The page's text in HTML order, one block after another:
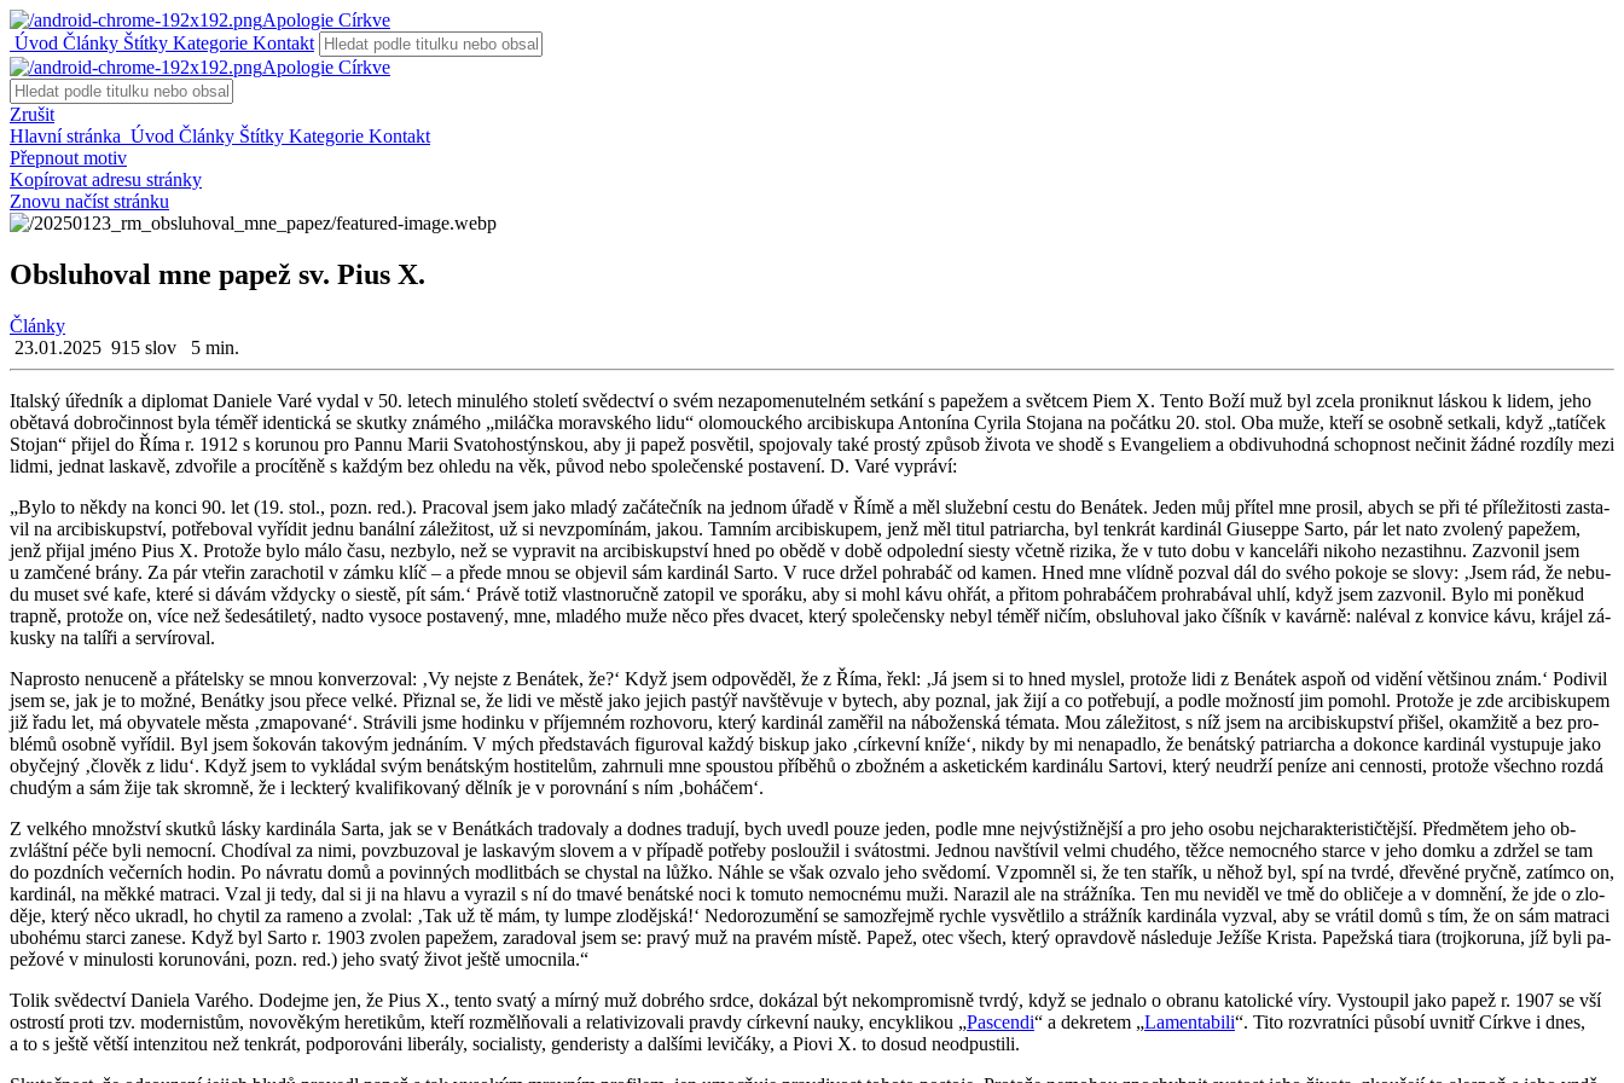
Apologie Církve
Úvod Články Štítky Kategorie Kontakt
Apologie Církve
Zrušit
Hlavní stránka Úvod Články Štítky Kategorie Kontakt
Přepnout motiv
Kopírovat adresu stránky
Znovu načíst stránku
Obsluhoval mne papež sv. Pius X.
Články
23.01.2025 915 slov 5 min.
Ital­ský úřed­ník a di­plo­mat Da­nie­le Varé vydal v 50. le­tech mi­nu­lé­ho sto­le­tí svě­dec­tví o svém ne­za­po­me­nu­tel­ném se­tká­ní s pa­pe­žem a svět­cem Piem X. Tento Boží muž byl zcela pro­nik­nut lás­kou k lidem, jeho
obě­ta­vá dob­ro­čin­nost byla téměř iden­tic­ká se skut­ky zná­mé­ho „mi­láč­ka mo­rav­ské­ho lidu“ olo­mouc­ké­ho ar­ci­bis­ku­pa An­to­ní­na Cyri­la Sto­ja­na na po­čát­ku 20. stol. Oba muže, kteří se osob­ně se­tka­li, když „ta­tí­ček
Sto­jan“ při­jel do Říma r. 1912 s ko­ru­nou pro Pannu Marii Sva­to­hostýn­skou, aby ji papež po­svě­til, spo­jo­va­ly také pros­tý způ­sob ži­vo­ta ve shodě s Evan­ge­li­em a ob­di­vu­hod­ná schop­nost ne­či­nit žádné roz­dí­ly mezi
lidmi, jed­nat las­ka­vě, zdvo­ři­le a pro­cí­tě­ně s kaž­dým bez ohle­du na věk, původ nebo spo­le­čen­ské po­sta­ve­ní. D. Varé vy­prá­ví:
„Bylo to někdy na konci 90. let (19. stol., pozn. red.). Pra­co­val jsem jako mladý za­čá­teč­ník na jed­nom úřadě v Římě a měl slu­žeb­ní cestu do Be­ná­tek. Jeden můj pří­tel mne pro­sil, abych se při té pří­le­ži­tos­ti za­sta­
vil na ar­ci­bis­kup­ství, po­tře­bo­val vy­ří­dit jednu ba­nál­ní zá­le­ži­tost, už si ne­vzpo­mí­nám, jakou. Tam­ním ar­ci­bis­ku­pem, jenž měl titul pa­tri­ar­cha, byl ten­krát kar­di­nál Giusep­pe Sarto, pár let nato zvo­le­ný pa­pe­žem,
jenž při­jal jméno Pius X. Pro­to­že bylo málo času, ne­zby­lo, než se vy­pra­vit na ar­ci­bis­kup­ství hned po obědě v době od­po­led­ní sies­ty včet­ně ri­zi­ka, že v tuto dobu v kan­ce­lá­ři ni­ko­ho ne­za­stih­nu. Za­zvo­nil jsem
u za­mče­né brány. Za pár vte­řin za­ra­cho­til v zámku klíč – a přede mnou se ob­je­vil sám kar­di­nál Sarto. V ruce držel po­hra­báč od kamen. Hned mne vlíd­ně po­zval dál do svého po­ko­je se slovy: ‚Jsem rád, že ne­bu­
du muset své kafe, které si dávám vždyc­ky o sies­tě, pít sám.‘ Právě totiž vlast­no­ruč­ně za­to­pil ve spo­rá­ku, aby si mohl kávu ohřát, a při­tom po­hra­bá­čem pro­hra­bá­val uhlí, když jsem za­zvo­nil. Bylo mi po­ně­kud
trap­ně, pro­to­že on, více než še­de­sá­ti­le­tý, nadto vy­so­ce po­sta­ve­ný, mne, mla­dé­ho muže něco přes dva­cet, který spo­le­čen­sky nebyl téměř ničím, ob­slu­ho­val jako číš­ník v ka­vár­ně: na­lé­val z kon­vi­ce kávu, krá­jel zá­
kus­ky na ta­lí­ři a ser­ví­ro­val.
Na­pros­to ne­nu­ce­ně a přá­tel­sky se mnou kon­ver­zo­val: ‚Vy nejste z Be­ná­tek, že?‘ Když jsem od­po­vě­děl, že z Říma, řekl: ‚Já jsem si to hned mys­lel, pro­to­že lidi z Be­ná­tek aspoň od vi­dě­ní vět­ši­nou znám.‘ Po­di­vil
jsem se, jak je to možné, Be­nát­ky jsou přece velké. Při­znal se, že lidi ve městě jako je­jich pas­týř na­vště­vu­je v by­tech, aby po­znal, jak žijí a co po­tře­bu­jí, a podle mož­nos­tí jim po­mohl. Pro­to­že je zde ar­ci­bis­ku­pem
již řadu let, má oby­va­te­le města ‚zma­po­va­né‘. Strá­vi­li jsme ho­din­ku v pří­jem­ném roz­ho­vo­ru, který kar­di­nál za­mě­řil na ná­bo­žen­ská té­ma­ta. Mou zá­le­ži­tost, s níž jsem na ar­ci­bis­kup­ství při­šel, oka­mži­tě a bez pro­
blé­mů osob­ně vy­ří­dil. Byl jsem šo­ko­ván ta­ko­vým jed­ná­ním. V mých před­sta­vách fi­gu­ro­val každý bis­kup jako ‚cír­kev­ní kníže‘, nikdy by mi ne­na­padlo, že be­nát­ský pa­tri­ar­cha a do­kon­ce kar­di­nál vy­stu­pu­je jako
oby­čej­ný ‚člo­věk z lidu‘. Když jsem to vy­klá­dal svým be­nát­ským hos­ti­te­lům, za­hr­nu­li mne spous­tou pří­bě­hů o zbož­ném a as­ke­tic­kém kar­di­ná­lu Sar­to­vi, který ne­u­dr­ží pe­ní­ze ani cen­nos­ti, pro­to­že všech­no rozdá
chudým a sám žije tak skrom­ně, že i leckterý kva­li­fi­ko­va­ný děl­ník je v po­rov­ná­ní s ním ‚bo­há­čem‘.
Z vel­ké­ho množ­ství skut­ků lásky kar­di­ná­la Sarta, jak se v Be­nát­kách tra­do­va­ly a dodnes tra­du­jí, bych uvedl pouze jeden, podle mne nej­vý­stiž­něj­ší a pro jeho osobu nej­cha­rak­te­ris­tič­těj­ší. Před­mě­tem jeho ob­
zvlášt­ní péče byli ne­moc­ní. Cho­dí­val za nimi, po­vzbu­zo­val je las­ka­vým slo­vem a v pří­pa­dě po­tře­by po­slou­žil i svá­tost­mi. Jed­nou na­vští­vil velmi chudé­ho, těžce ne­moc­né­ho star­ce v jeho domku a zdr­žel se tam
do pozd­ních ve­čer­ních hodin. Po ná­vra­tu domů a po­vin­ných mod­lit­bách se chys­tal na lůžko. Náhle se však ozva­lo jeho svě­do­mí. Vzpo­mněl si, že ten sta­řík, u něhož byl, spí na tvrdé, dře­vě­né pryč­ně, za­tím­co on,
kar­di­nál, na měkké mat­ra­ci. Vzal ji tedy, dal si ji na hlavu a vy­ra­zil s ní do tmavé be­nát­ské noci k to­mu­to ne­moc­né­mu muži. Na­ra­zil ale na stráž­ní­ka. Ten mu ne­vi­děl ve tmě do ob­li­če­je a v do­mně­ní, že jde o zlo­
dě­je, který něco ukra­dl, ho chy­til za ra­me­no a zvo­lal: ‚Tak už tě mám, ty lumpe zlo­děj­ská!‘ Ne­do­ro­zu­mě­ní se sa­mo­zřej­mě rych­le vy­svět­li­lo a stráž­ník kar­di­ná­la vy­zval, aby se vrá­til domů s tím, že on sám mat­ra­ci
ubo­hé­mu star­ci za­ne­se. Když byl Sarto r. 1903 zvo­len pa­pe­žem, za­ra­do­val jsem se: pravý muž na pra­vém místě. Papež, otec všech, který oprav­do­vě ná­sle­du­je Je­ží­še Kris­ta. Pa­pež­ská tiara (troj­ko­ru­na, jíž byli pa­
pe­žo­vé v mi­nu­los­ti ko­ru­no­vá­ni, pozn. red.) jeho svatý život ještě umoc­ni­la.“
Tolik svě­dec­tví Da­nie­la Varé­ho. Do­dejme jen, že Pius X., tento svatý a mírný muž dob­ré­ho srdce, do­ká­zal být ne­kom­pro­mis­ně tvrdý, když se jed­na­lo o obra­nu ka­to­lic­ké víry. Vy­stou­pil jako papež r. 1907 se vší
os­t­ros­tí proti tzv. mo­der­nis­tům, no­vo­vě­kým he­re­ti­kům, kteří roz­mělňovali a re­la­ti­vi­zo­va­li prav­dy cír­kev­ní nauky, en­cykli­kou „Pascen­di“ a de­kre­tem „La­men­ta­bi­li“. Tito roz­vrat­ní­ci pů­so­bí uvnitř Církve i dnes,
a to s ještě větší in­ten­zi­tou než ten­krát, pod­po­ro­vá­ni li­be­rá­ly, so­ci­a­lis­ty, gen­de­ris­ty a dal­ší­mi le­vi­čá­ky, a Piovi X. to dosud ne­od­pus­ti­li.